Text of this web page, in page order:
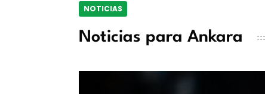
NOTICIAS
Noticias para Ankara